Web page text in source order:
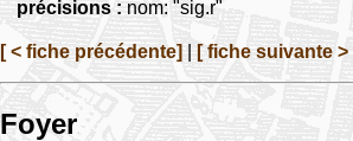
précisions : nom: "sig.r"
[ < fiche précédente] [ fiche suivante >
Foyer